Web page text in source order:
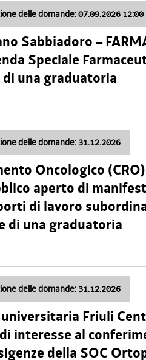
delle domande: 07.09.2026 12:00
Sabbiadoro –
Speciale
di una graduatoria
delle domande: 31.12.2026
Oncologico
aperto di
di lavoro
di una graduatoria
delle domande: 31.12.2026
Friuli
interesse al
della SOC